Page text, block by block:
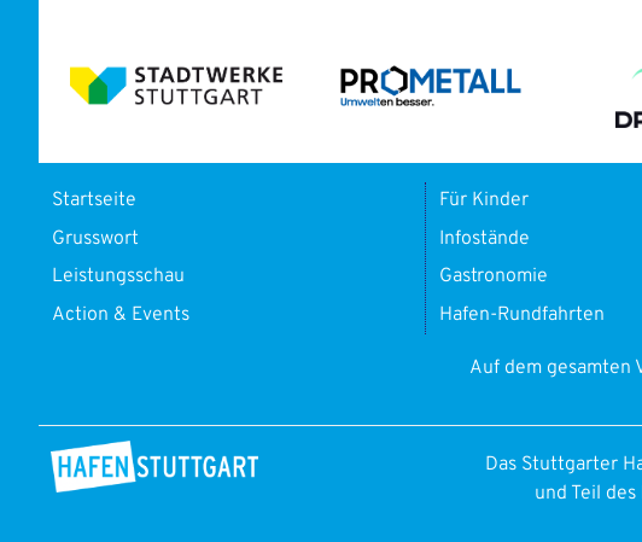
Startseite
Grusswort
Leistungsschau
Action & Events
Für Kinder
Infostände
Gastronomie
Hafen-Rundfahrten
Auf dem gesamten
Das Stuttgarter
und Teil